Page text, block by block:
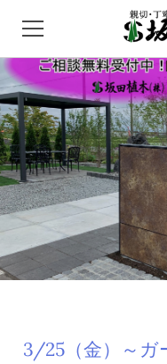
3/25（金）～ガ
HOME
ガーデンセンター
外構/エクステリア
インフォメーション
問い合わせ